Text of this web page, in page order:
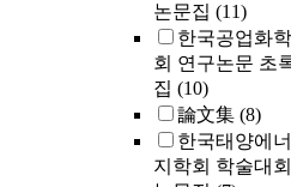
논문집 (11)
한국공업화학
회 연구논문 초
집 (10)
論文集 (8)
한국태양에너
지학회 학술대회